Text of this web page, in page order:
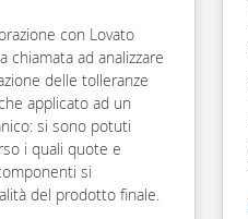
con Lovato
chiamata ad analizzare
delle tolleranze
applicato ad un
si sono potuti
i quali quote e
si
del prodotto finale.